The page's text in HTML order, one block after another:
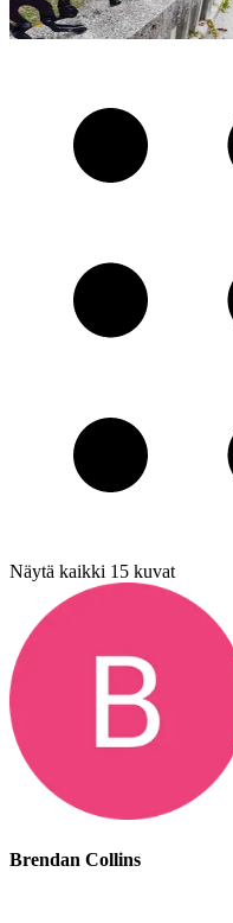
Näytä kaikki 15 kuvat
Brendan Collins